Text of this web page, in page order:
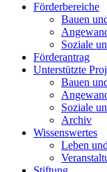
Förderbereiche
Bauen
Soziale
Förderantrag
Unterstützte
Bauen
Soziale
Archiv
Wissenswertes
Leben